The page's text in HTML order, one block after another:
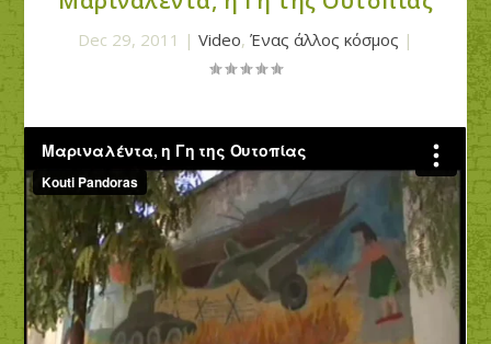
Dec 29, 2011 | Video, Ένας άλλος κόσμος |